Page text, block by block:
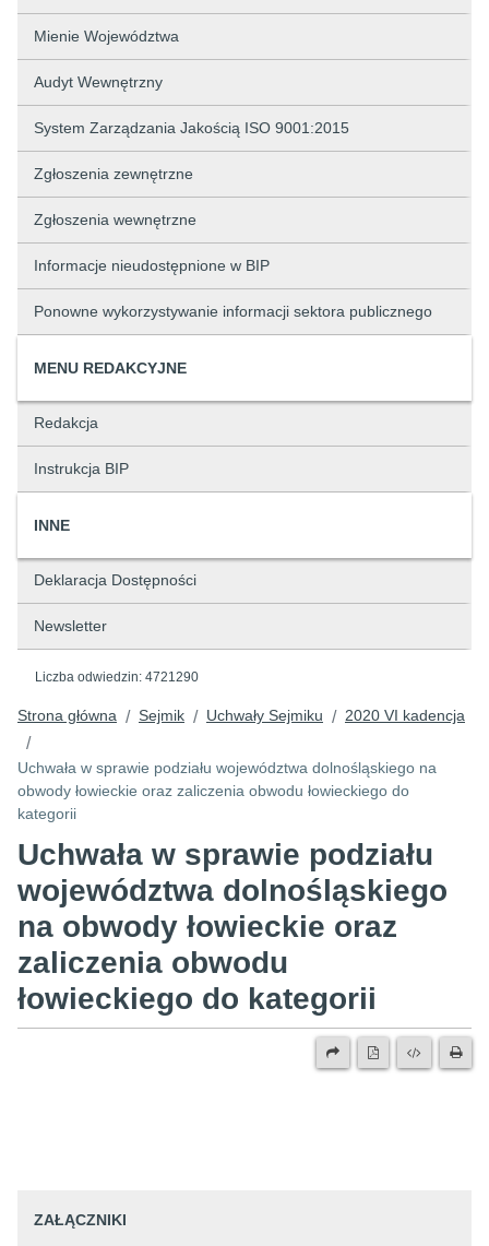
Mienie Województwa
Audyt Wewnętrzny
System Zarządzania Jakością ISO 9001:2015
Zgłoszenia zewnętrzne
Zgłoszenia wewnętrzne
Informacje nieudostępnione w BIP
Ponowne wykorzystywanie informacji sektora publicznego
MENU REDAKCYJNE
Redakcja
Instrukcja BIP
INNE
Deklaracja Dostępności
Newsletter
Liczba odwiedzin: 4721290
Strona główna / Sejmik / Uchwały Sejmiku / 2020 VI kadencja
/
Uchwała w sprawie podziału województwa dolnośląskiego na
obwody łowieckie oraz zaliczenia obwodu łowieckiego do
kategorii
Uchwała w sprawie podziału
województwa dolnośląskiego
na obwody łowieckie oraz
zaliczenia obwodu
łowieckiego do kategorii
ZAŁĄCZNIKI